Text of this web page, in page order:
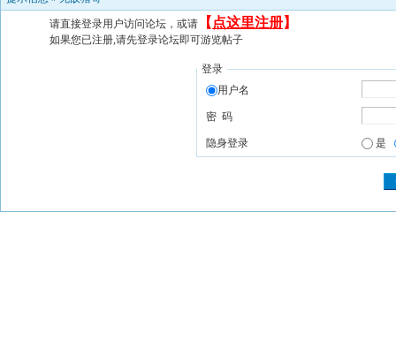
请直接登录用户访问论坛，或请 【 点这里注册】
如果您已注册,请先登录论坛即可游览帖子
登录
用户名
密 码
隐身登录 是